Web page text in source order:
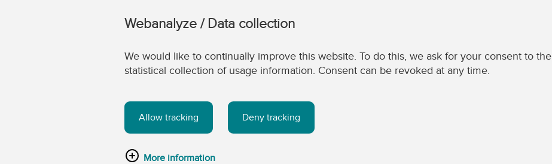
Webanalyze / Data collection
We would like to continually improve this website. To do this, we ask for your consent to the
statistical collection of usage information. Consent can be revoked at any time.
Allow tracking Deny tracking
More information